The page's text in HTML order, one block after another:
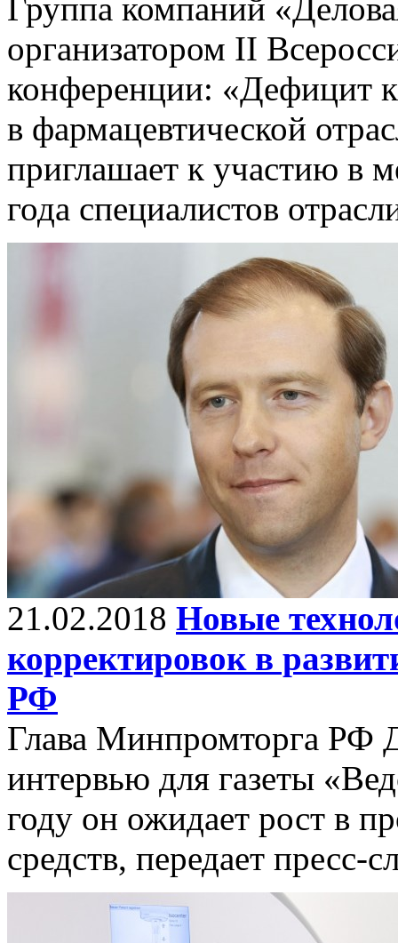
Группа компаний
организатором II
конференции: «Дефицит
в фармацевтической
приглашает к участию в
года специалистов
21.02.2018 Новые
корректировок в
РФ
Глава Минпромторга РФ
интервью для газеты
году он ожидает рост в
средств, передает пресс-